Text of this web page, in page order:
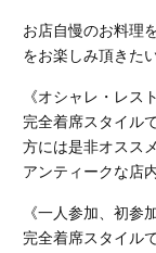
お店自慢のお料理
をお楽しみ頂きた
《オシャレ・レス
完全着席スタイル
方には是非オスス
アンティークな店
《一人参加、初参
完全着席スタイル